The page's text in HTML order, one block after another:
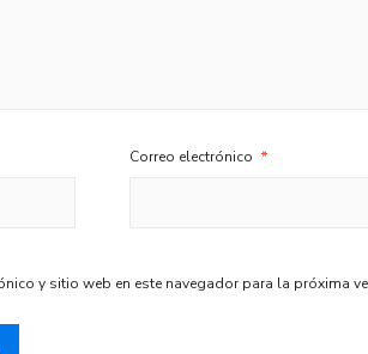
Correo electrónico *
y sitio web en este navegador para la próxima